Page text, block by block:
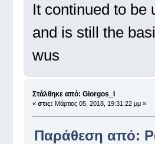
It continued to be
and is still the
wus
Στάλθηκε από: Giorgos_I
« στις: Μάρτιος 05, 2018, 19:31:22 μμ »
Παράθεση από: